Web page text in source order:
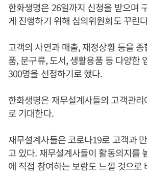
한화생명은 26일까지 신청을 받으며
게 진행하기 위해 심의위원회도 꾸린
고객의 사연과 매출, 재정상황 등을
품, 문구류, 도서, 생활용품 등 다양한
300명을 선정하기로 했다.
한화생명은 재무설계사들의 고객관
로 기대한다.
재무설계사들은 코로나19로 고객과
고 있다. 재무설계사들이 활동의지를
에 직접 참여하는 보람도 느낄 것으로